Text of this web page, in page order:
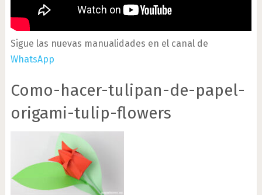
Sigue las nuevas manualidades en el canal de
WhatsApp
Como-hacer-tulipan-de-papel-
origami-tulip-flowers